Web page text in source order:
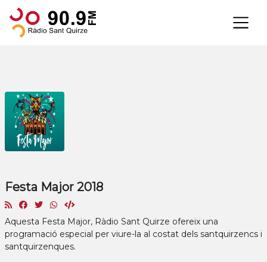
×
Festa Major 2018
Aquesta Festa Major, Ràdio Sant Quirze ofereix una
programació especial per viure-la al costat dels santquirzencs i
santquirzenques.